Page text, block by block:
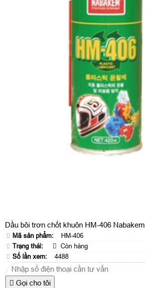
Dầu bôi trơn chốt khuôn HM-406 Nabakem
Mã sản phẩm:
HM-406
Trạng thái:
Còn hàng
Số lần xem:
4488
Gọi cho tôi